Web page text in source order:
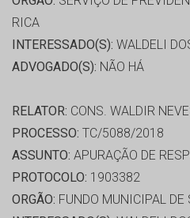
RICA
INTERESSADO(S): WALDELI
ADVOGADO(S): NÃO HÁ
RELATOR: CONS. WALDIR
PROCESSO: TC/5088/2018
ASSUNTO: APURAÇÃO DE
PROTOCOLO: 1903382
ORGÃO: FUNDO MUNICIPAL DE